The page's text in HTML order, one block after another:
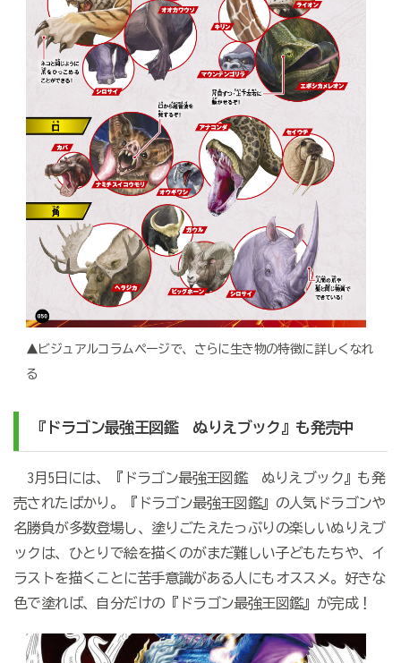
▲ビジュアルコラムページで、さらに生き物の特徴に詳しくなれ
る
『ドラゴン最強王図鑑 ぬりえブック』も発売中
3月5日には、『ドラゴン最強王図鑑 ぬりえブック』も発
売されたばかり。『ドラゴン最強王図鑑』の人気ドラゴンや
名勝負が多数登場し、塗りごたえたっぷりの楽しいぬりえブ
ックは、ひとりで絵を描くのがまだ難しい子どもたちや、イ
ラストを描くことに苦手意識がある人にもオススメ。好きな
色で塗れば、自分だけの『ドラゴン最強王図鑑』が完成！